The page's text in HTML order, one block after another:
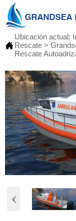

Ubicación actual:
Rescate>
Rescate
‹